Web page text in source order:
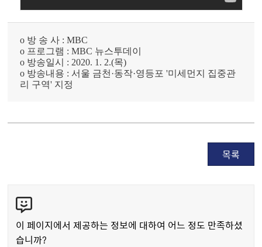
o 방 송 사 : MBC
o 프로그램 : MBC 뉴스투데이
o 방송일시 : 2020. 1. 2.(목)
o 방송내용 : 서울 금천·동작·영등포 '미세먼지 집중관
리 구역' 지정
목록
텐
츠
만
이 페이지에서 제공하는 정보에 대하여 어느 정도 만족하셨
습니까?